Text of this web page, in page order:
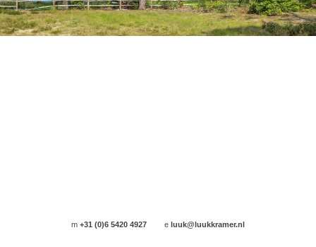
m+31 (0)6 5420 4927 e luuk@luukkramer.nl